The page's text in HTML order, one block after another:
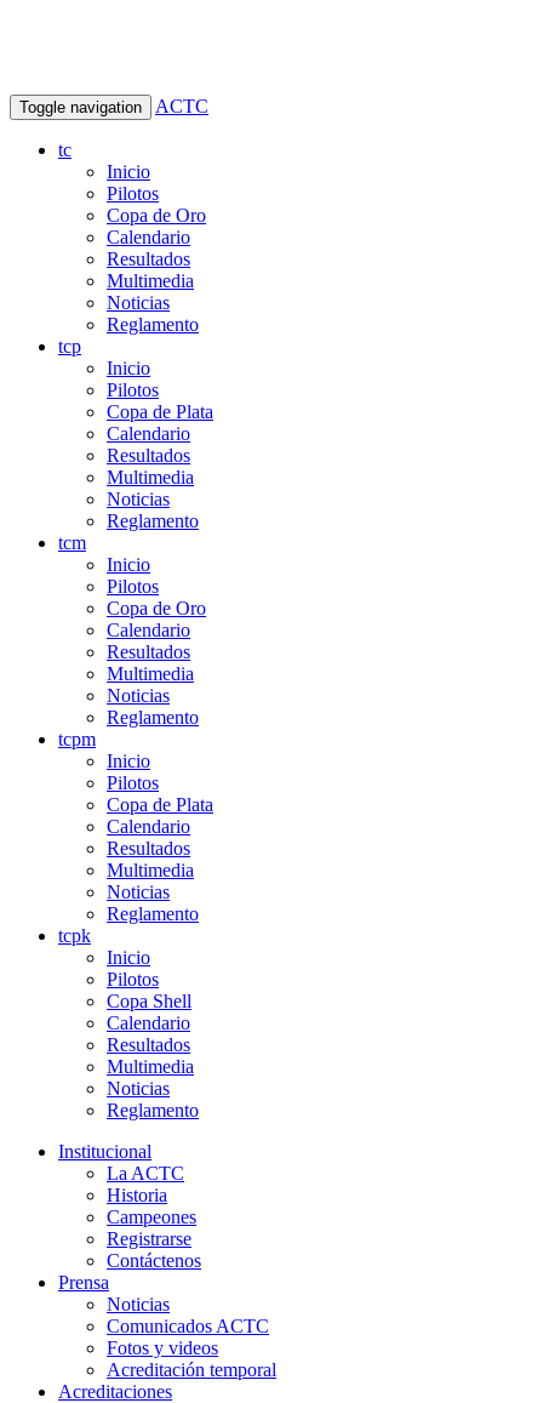
Toggle navigation ACTC
tc
Inicio
Pilotos
Copa de Oro
Calendario
Resultados
Multimedia
Noticias
Reglamento
tcp
Inicio
Pilotos
Copa de Plata
Calendario
Resultados
Multimedia
Noticias
Reglamento
tcm
Inicio
Pilotos
Copa de Oro
Calendario
Resultados
Multimedia
Noticias
Reglamento
tcpm
Inicio
Pilotos
Copa de Plata
Calendario
Resultados
Multimedia
Noticias
Reglamento
tcpk
Inicio
Pilotos
Copa Shell
Calendario
Resultados
Multimedia
Noticias
Reglamento
Institucional
La ACTC
Historia
Campeones
Registrarse
Contáctenos
Prensa
Noticias
Comunicados ACTC
Fotos y videos
Acreditación temporal
Acreditaciones